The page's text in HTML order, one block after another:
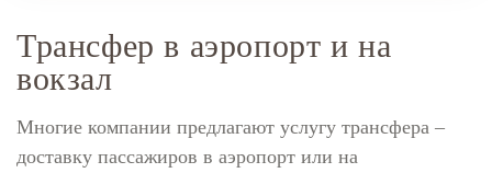
Трансфер в аэропорт и на
вокзал
Многие компании предлагают услугу трансфера –
доставку пассажиров в аэропорт или на